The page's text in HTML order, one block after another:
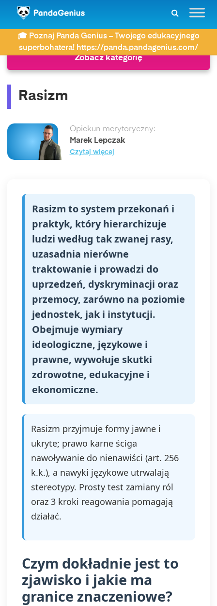
🎓 Poznaj Panda Genius – Twojego edukacyjnego
superbohatera! https://panda.pandagenius.com/
ZDAY Słownik Rasizm
Zobacz kategorię
Rasizm
Opiekun merytoryczny:
Marek Lepczak
Czytaj więcej
Rasizm to system przekonań i
praktyk, który hierarchizuje
ludzi według tak zwanej rasy,
uzasadnia nierówne
traktowanie i prowadzi do
uprzedzeń, dyskryminacji oraz
przemocy, zarówno na poziomie
jednostek, jak i instytucji.
Obejmuje wymiary
ideologiczne, językowe i
prawne, wywołuje skutki
zdrowotne, edukacyjne i
ekonomiczne.
Rasizm przyjmuje formy jawne i
ukryte; prawo karne ściga
nawoływanie do nienawiści (art. 256
k.k.), a nawyki językowe utrwalają
stereotypy. Prosty test zamiany ról
oraz 3 kroki reagowania pomagają
działać.
Czym dokładnie jest to
zjawisko i jakie ma
granice znaczeniowe?